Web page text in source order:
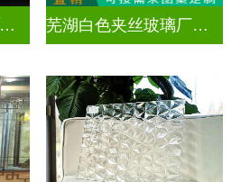
安徽进口夹丝玻璃安装电话 芜湖白色夹丝玻璃厂家在哪里